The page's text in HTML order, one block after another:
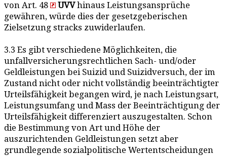
von Art. 48
UVVhinaus Leistungsansprüche
gewähren, würde dies der gesetzgeberischen
Zielsetzung stracks zuwiderlaufen.
3.3 Es gibt verschiedene Möglichkeiten, die
unfallversicherungsrechtlichen Sach- und/oder
Geldleistungen bei Suizid und Suizidversuch, der im
Zustand nicht oder nicht vollständig beeinträchtigter
Urteilsfähigkeit begangen wird, je nach Leistungsart,
Leistungsumfang und Mass der Beeinträchtigung der
Urteilsfähigkeit differenziert auszugestalten. Schon
die Bestimmung von Art und Höhe der
auszurichtenden Geldleistungen setzt aber
grundlegende sozialpolitische Wertentscheidungen